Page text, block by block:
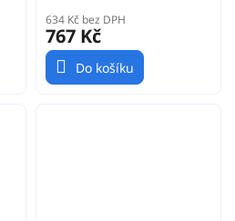
634 Kč bez DPH
767 Kč
Do košíku